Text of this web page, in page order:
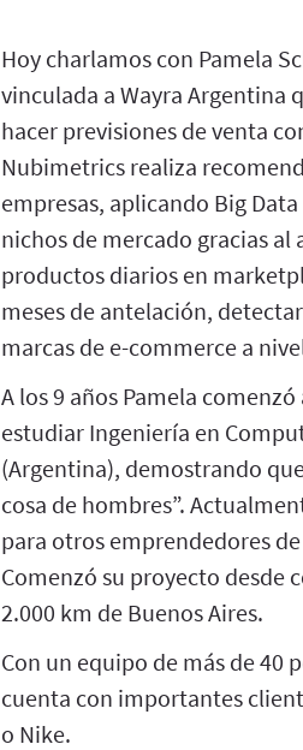
Hoy charlamos con Pamela
vinculada a Wayra Argentina
hacer previsiones de venta
Nubimetrics realiza
empresas, aplicando Big
nichos de mercado gracias
productos diarios en
meses de antelación,
marcas de e-commerce a
A los 9 años Pamela
estudiar Ingeniería en
(Argentina), demostrando
cosa de hombres”.
para otros emprendedores
Comenzó su proyecto desde
2.000 km de Buenos Aires.
Con un equipo de más de 40
cuenta con importantes
o Nike.